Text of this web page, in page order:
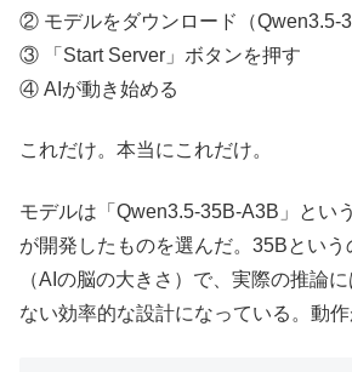
② モデルをダウンロード（Qwen3.5-
③ 「Start Server」ボタンを押す
④ AIが動き始める
これだけ。本当にこれだけ。
モデルは「Qwen3.5-35B-A3B」とい
が開発したものを選んだ。35Bとい
（AIの脳の大きさ）で、実際の推論
ない効率的な設計になっている。動作